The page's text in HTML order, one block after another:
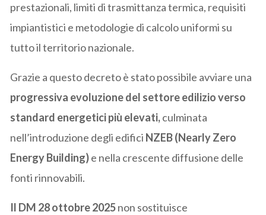
prestazionali, limiti di trasmittanza termica, requisiti
impiantistici e metodologie di calcolo uniformi su
tutto il territorio nazionale.
Grazie a questo decreto è stato possibile avviare una
progressiva evoluzione del settore edilizio verso
standard energetici più elevati,culminata
nell’introduzione degli edifici NZEB (Nearly Zero
Energy Building)e nella crescente diffusione delle
fonti rinnovabili.
Il DM 28 ottobre 2025non sostituisce